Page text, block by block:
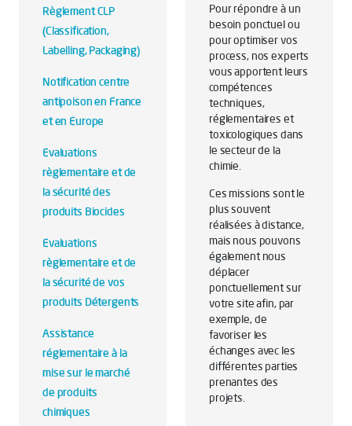
Règlement CLP
(Classification,
Labelling, Packaging)
Notification centre
antipoison en France
et en Europe
Evaluations
règlementaire et de
la sécurité des
produits Biocides
Evaluations
règlementaire et de
la sécurité de vos
produits Détergents
Assistance
réglementaire à la
mise sur le marché
de produits
chimiques
Pour répondre à un
besoin ponctuel ou
pour optimiser vos
process, nos experts
vous apportent leurs
compétences
techniques,
réglementaires et
toxicologiques dans
le secteur de la
chimie.
Ces missions sont le
plus souvent
réalisées à distance,
mais nous pouvons
également nous
déplacer
ponctuellement sur
votre site afin, par
exemple, de
favoriser les
échanges avec les
différentes parties
prenantes des
projets.